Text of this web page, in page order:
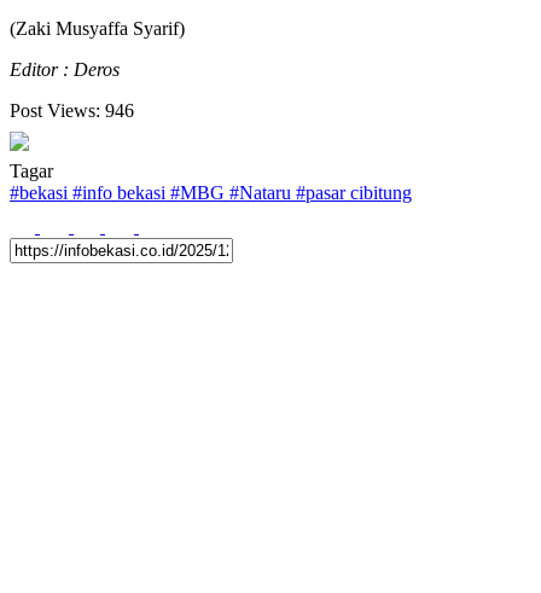
(Zaki Musyaffa Syarif)
Editor : Deros
Post Views: 946
Tagar
#bekasi #info bekasi #MBG #Nataru #pasar cibitung